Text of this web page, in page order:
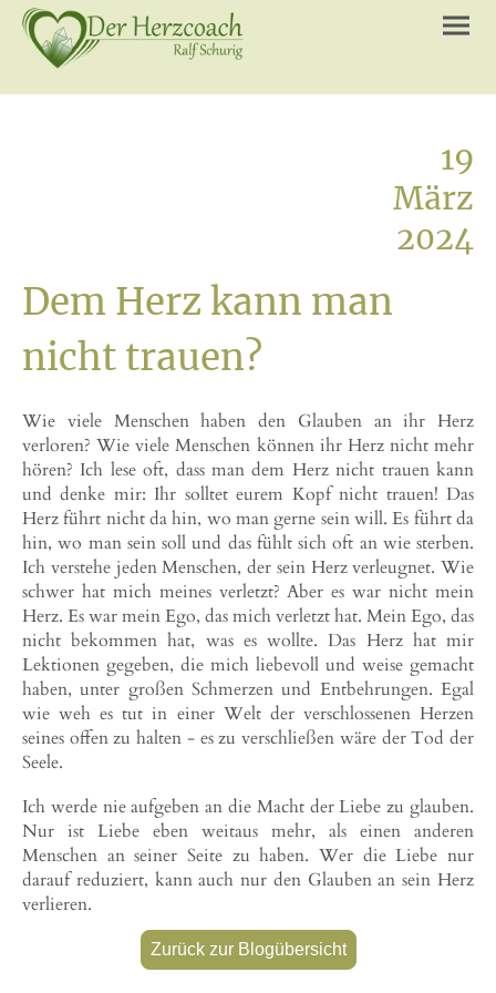
19
März
2024
Dem Herz kann man
nicht trauen?
Wie viele Menschen haben den Glauben an ihr Herz
verloren? Wie viele Menschen können ihr Herz nicht mehr
hören? Ich lese oft, dass man dem Herz nicht trauen kann
und denke mir: Ihr solltet eurem Kopf nicht trauen! Das
Herz führt nicht da hin, wo man gerne sein will. Es führt da
hin, wo man sein soll und das fühlt sich oft an wie sterben.
Ich verstehe jeden Menschen, der sein Herz verleugnet. Wie
schwer hat mich meines verletzt? Aber es war nicht mein
Herz. Es war mein Ego, das mich verletzt hat. Mein Ego, das
nicht bekommen hat, was es wollte. Das Herz hat mir
Lektionen gegeben, die mich liebevoll und weise gemacht
haben, unter großen Schmerzen und Entbehrungen. Egal
wie weh es tut in einer Welt der verschlossenen Herzen
seines offen zu halten - es zu verschließen wäre der Tod der
Seele.
Ich werde nie aufgeben an die Macht der Liebe zu glauben.
Nur ist Liebe eben weitaus mehr, als einen anderen
Menschen an seiner Seite zu haben. Wer die Liebe nur
darauf reduziert, kann auch nur den Glauben an sein Herz
verlieren.
Zurück zur Blogübersicht